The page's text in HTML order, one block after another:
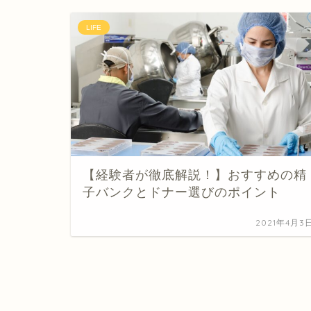
LIFE
【経験者が徹底解説！】おすすめの精
子バンクとドナー選びのポイント
2021年4月3